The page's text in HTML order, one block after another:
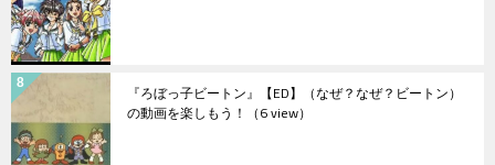
『ろぼっ子ビートン』【ED】（なぜ？なぜ？ビートン）
の動画を楽しもう！ （6 view）